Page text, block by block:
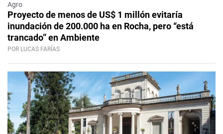
Agro
Proyecto de menos de US$ 1 millón evitaría
inundación de 200.000 ha en Rocha, pero “está
trancado” en Ambiente
POR LUCAS FARÍAS